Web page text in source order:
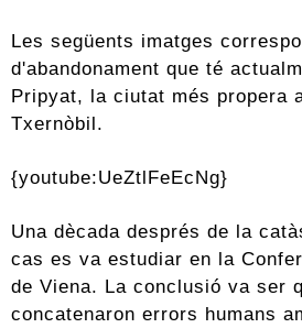
Les següents imatges
d'abandonament que té
Pripyat, la ciutat més propera
Txernòbil.
{youtube:UeZtlFeEcNg}
Una dècada després de la
cas es va estudiar en la
de Viena. La conclusió va ser
concatenaron errors humans